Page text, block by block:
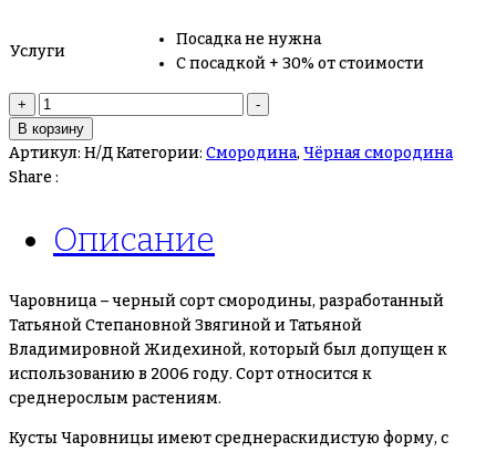
Услуги
Посадка не нужна
С посадкой + 30% от стоимости
+
Количество
товара
Смородина
черная
(Чудесница)
-
В корзину
Артикул: Н/ДКатегории: Смородина, Чёрная смородина
Share :
Описание
Чаровница – черный сорт смородины, разработанный
Татьяной Степановной Звягиной и Татьяной
Владимировной Жидехиной, который был допущен к
использованию в 2006 году. Сорт относится к
среднерослым растениям.
Кусты Чаровницы имеют среднераскидистую форму, с